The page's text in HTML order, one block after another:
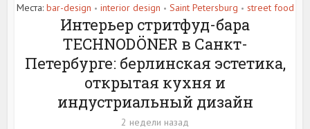
Места: bar-design • interior design • Saint Petersburg • street food
Интерьер стритфуд-бара
TECHNODÖNER в Санкт-
Петербурге: берлинская эстетика,
открытая кухня и
индустриальный дизайн
2 недели назад